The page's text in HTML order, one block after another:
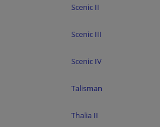
Scenic II
Scenic III
Scenic IV
Talisman
Thalia II